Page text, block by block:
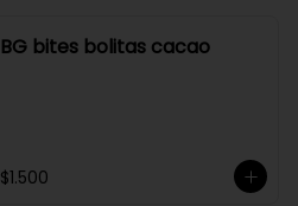
BG bites bolitas cacao
$1.500